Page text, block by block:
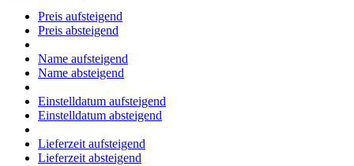
Preis aufsteigend
Preis absteigend
Name aufsteigend
Name absteigend
Einstelldatum aufsteigend
Einstelldatum absteigend
Lieferzeit aufsteigend
Lieferzeit absteigend